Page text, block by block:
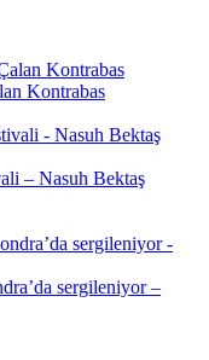
Kontrabas
– Nasuh Bektaş
sergileniyor –